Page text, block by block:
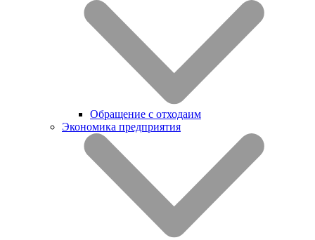
Обращение с отходаим
Экономика предприятия